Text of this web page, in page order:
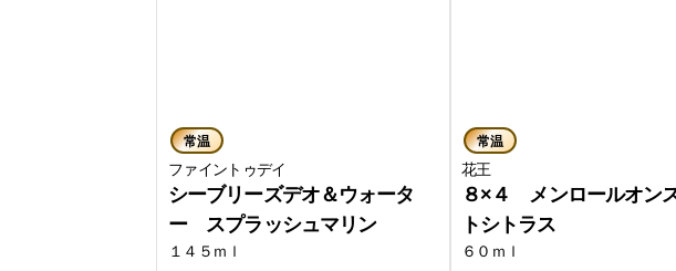
常温
ファイントゥデイ
シーブリーズデオ＆ウォータ
ー スプラッシュマリン
１４５ｍｌ
常温
花王
８×４ メンロールオン
トシトラス
６０ｍｌ